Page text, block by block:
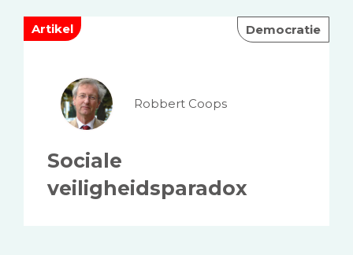
Artikel Democratie
Robbert Coops
Sociale
veiligheidsparadox